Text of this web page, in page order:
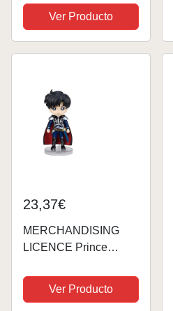
Pretty Guardian Sailor
Moon Eternal The
Movie,
Ver Producto
23,37€
MERCHANDISING
LICENCE Prince
Pretty Guardian Sailor
Moon figuarts Mini
Ver Producto